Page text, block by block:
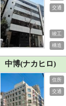
交通
竣工
構造
中博(ナカヒロ)
住所
交通